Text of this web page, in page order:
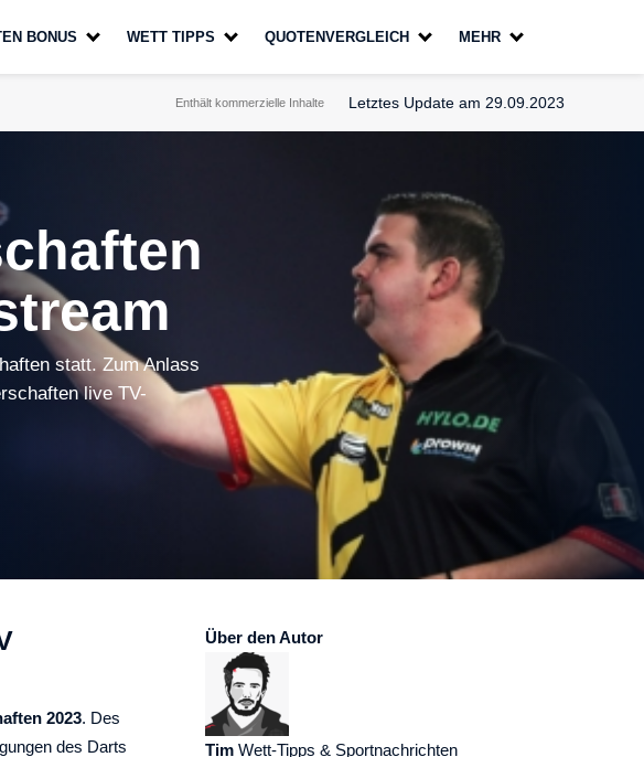
BONUS WETT TIPPS QUOTENVERGLEICH MEHR
Enthält kommerzielle Inhalte Letztes Update am 29.09.2023
statt. Zum Anlass
live TV-
2023. Des
des Darts
Über den Autor
Tim Wett-Tipps & Sportnachrichten